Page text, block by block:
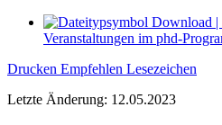
Download
Veranstaltungen im phd-
Drucken Empfehlen Lesezeichen
Letzte Änderung: 12.05.2023